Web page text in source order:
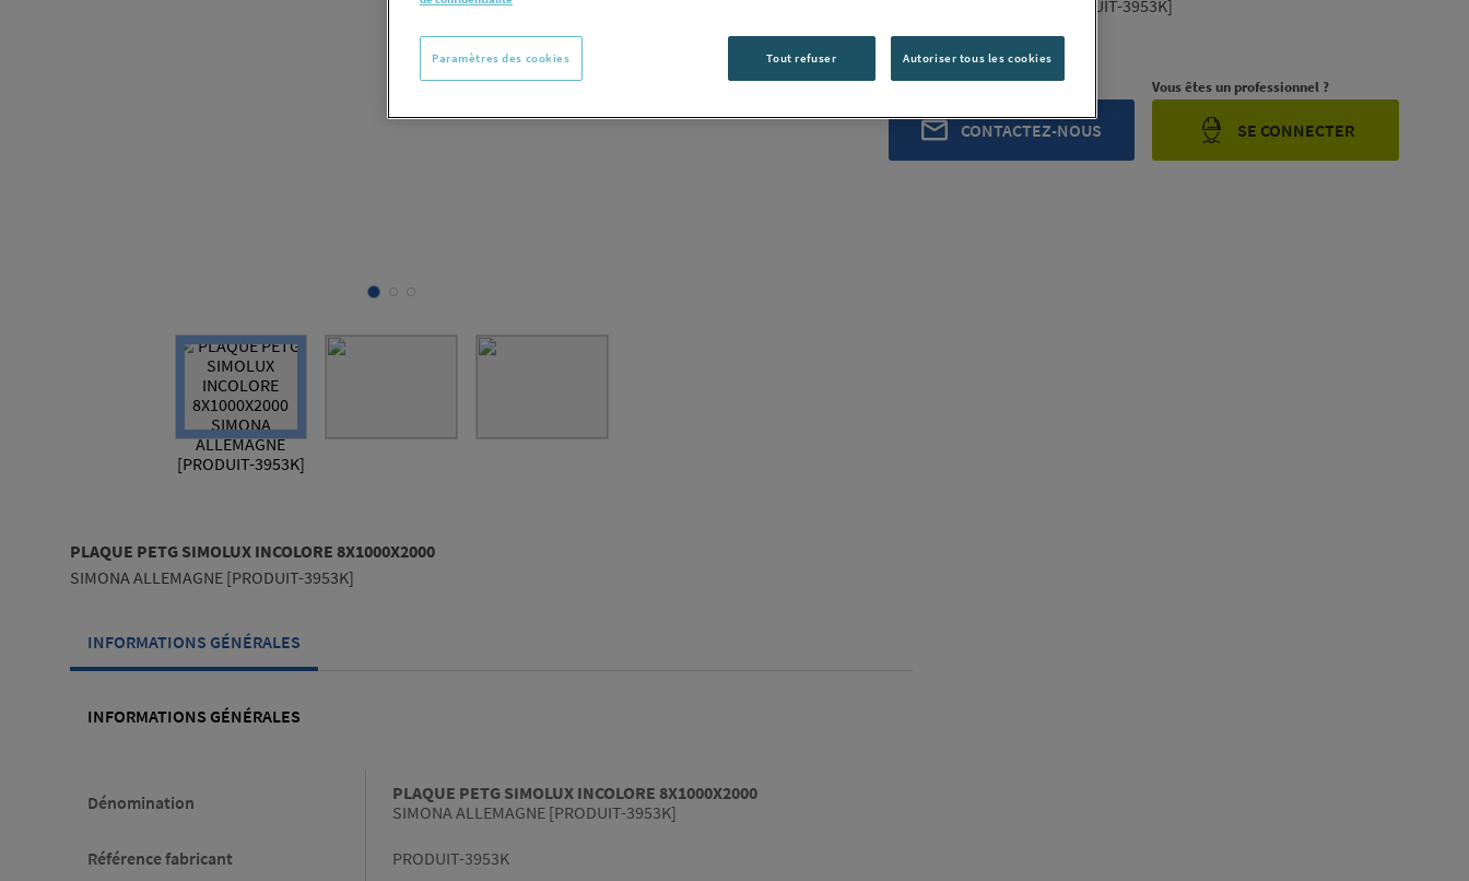
SIMONA ALLEMAGNE [PRODUIT-3953K]
Voir la description complète
Vous avez un projet ?
CONTACTEZ-NOUS
Vous êtes un professionnel ?
SE CONNECTER
PLAQUE PETG SIMOLUX INCOLORE 8X1000X2000
SIMONA ALLEMAGNE [PRODUIT-3953K]
INFORMATIONS GÉNÉRALES
INFORMATIONS GÉNÉRALES
Dénomination
PLAQUE PETG SIMOLUX INCOLORE 8X1000X2000
SIMONA ALLEMAGNE [PRODUIT-3953K]
Référence fabricant PRODUIT-3953K
Tout refuser Autoriser tous les cookies
Paramètres des cookies